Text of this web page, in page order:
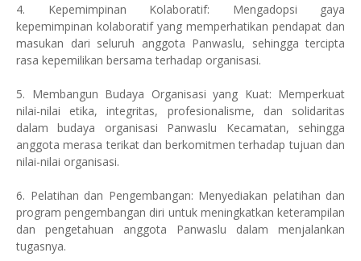
4. Kepemimpinan Kolaboratif: Mengadopsi gaya
kepemimpinan kolaboratif yang memperhatikan pendapat dan
masukan dari seluruh anggota Panwaslu, sehingga tercipta
rasa kepemilikan bersama terhadap organisasi.
5. Membangun Budaya Organisasi yang Kuat: Memperkuat
nilai-nilai etika, integritas, profesionalisme, dan solidaritas
dalam budaya organisasi Panwaslu Kecamatan, sehingga
anggota merasa terikat dan berkomitmen terhadap tujuan dan
nilai-nilai organisasi.
6. Pelatihan dan Pengembangan: Menyediakan pelatihan dan
program pengembangan diri untuk meningkatkan keterampilan
dan pengetahuan anggota Panwaslu dalam menjalankan
tugasnya.